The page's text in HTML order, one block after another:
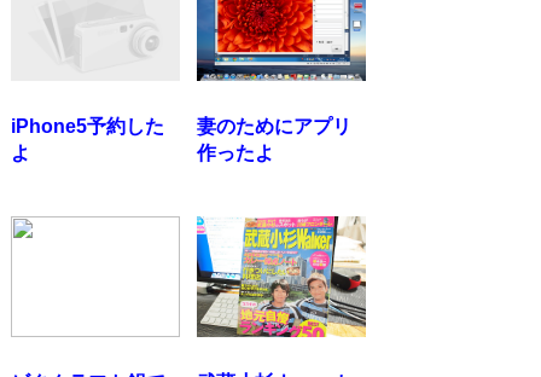
iPhone5予約した
よ
妻のためにアプリ
作ったよ